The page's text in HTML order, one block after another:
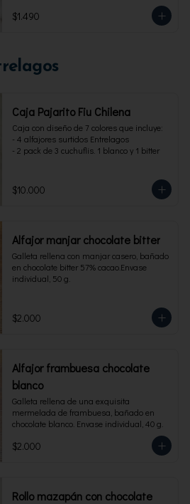
$1.490
Caja Pajarito Fiu Chilena
Caja con diseño de 7 colores que incluye:
- 4 alfajores surtidos Entrelagos
- 2 pack de 3 cuchuflis. 1 blanco y 1 bitter
$10.000
Alfajor manjar chocolate bitter
Galleta rellena con manjar casero, bañado
en chocolate bitter 57% cacao.Envase
individual, 50 g.
$2.000
Alfajor frambuesa chocolate
blanco
Galleta rellena de una exquisita
mermelada de frambuesa, bañado en
chocolate blanco. Envase individual, 40 g.
$2.000
Rollo mazapán con chocolate